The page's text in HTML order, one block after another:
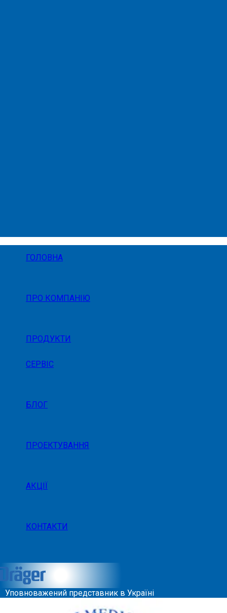
ГОЛОВНА
ПРО КОМПАНІЮ
ПРОДУКТИ
СЕРВІС
БЛОГ
ПРОЕКТУВАННЯ
АКЦІЇ
КОНТАКТИ
Уповноважений представник в Україні